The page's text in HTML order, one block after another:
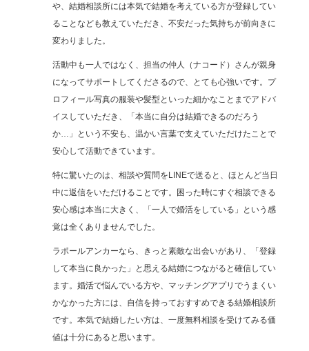
や、結婚相談所には本気で結婚を考えている方が登録してい
ることなども教えていただき、不安だった気持ちが前向きに
変わりました。
活動中も一人ではなく、担当の仲人（ナコード）さんが親身
になってサポートしてくださるので、とても心強いです。プ
ロフィール写真の服装や髪型といった細かなことまでアドバ
イスしていただき、「本当に自分は結婚できるのだろう
か…」という不安も、温かい言葉で支えていただけたことで
安心して活動できています。
特に驚いたのは、相談や質問をLINEで送ると、ほとんど当日
中に返信をいただけることです。困った時にすぐ相談できる
安心感は本当に大きく、「一人で婚活をしている」という感
覚は全くありませんでした。
ラポールアンカーなら、きっと素敵な出会いがあり、「登録
して本当に良かった」と思える結婚につながると確信してい
ます。婚活で悩んでいる方や、マッチングアプリでうまくい
かなかった方には、自信を持っておすすめできる結婚相談所
です。本気で結婚したい方は、一度無料相談を受けてみる価
値は十分にあると思います。